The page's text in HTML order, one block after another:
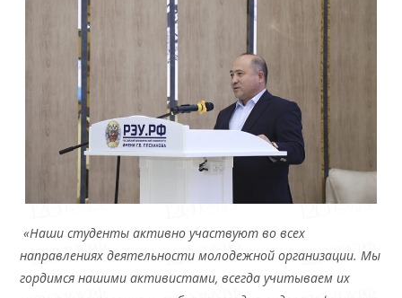
«Наши студенты активно участвуют во всех
направлениях деятельности молодежной организации. Мы
гордимся нашими активистами, всегда учитываем их